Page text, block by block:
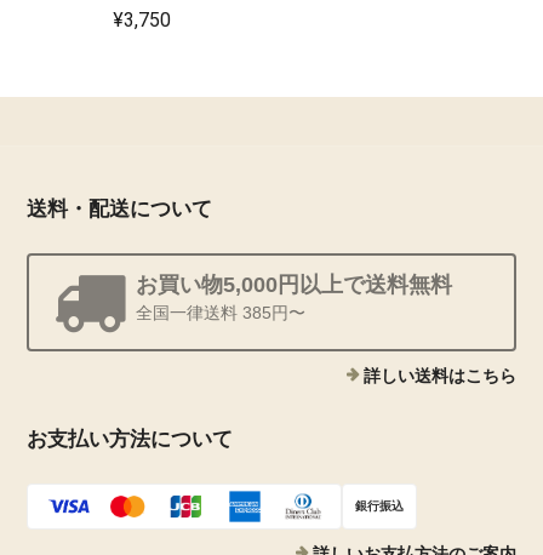
¥3,750
送料・配送について
お買い物5,000円以上で送料無料
全国一律送料 385円〜
詳しい送料はこちら
お支払い方法について
銀行振込